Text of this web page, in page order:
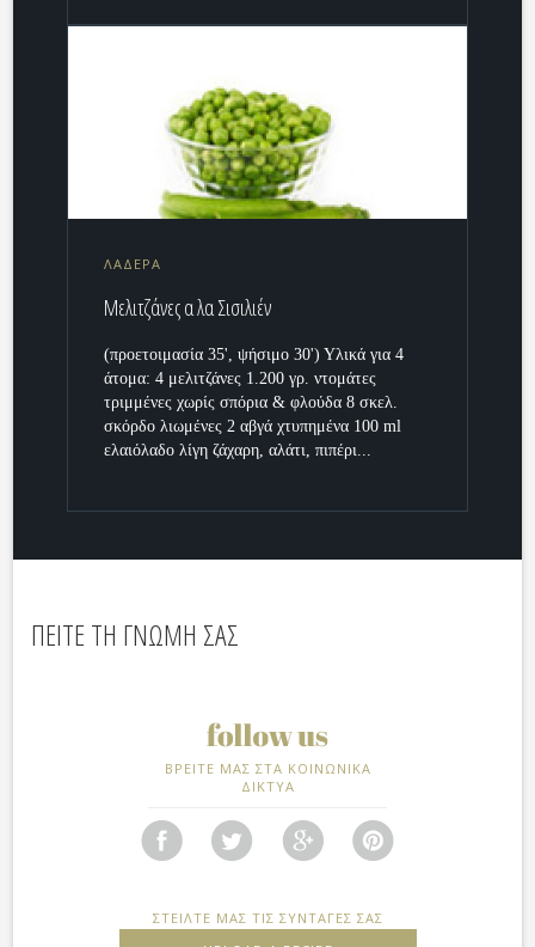
ΛΑΔΕΡΑ
Μελιτζάνες α λα Σισιλιέν
(προετοιμασία 35', ψήσιμο 30') Υλικά για 4
άτομα: 4 μελιτζάνες 1.200 γρ. ντομάτες
τριμμένες χωρίς σπόρια & φλούδα 8 σκελ.
σκόρδο λιωμένες 2 αβγά χτυπημένα 100 ml
ελαιόλαδο λίγη ζάχαρη, αλάτι, πιπέρι...
ΠΕΙΤΕ ΤΗ ΓΝΩΜΗ ΣΑΣ
ΒΡΕΙΤΕ ΜΑΣ ΣΤΑ ΚΟΙΝΩΝΙΚΑ
ΔΙΚΤΥΑ
ΣΤΕΙΛΤΕ ΜΑΣ ΤΙΣ ΣΥΝΤΑΓΕΣ ΣΑΣ